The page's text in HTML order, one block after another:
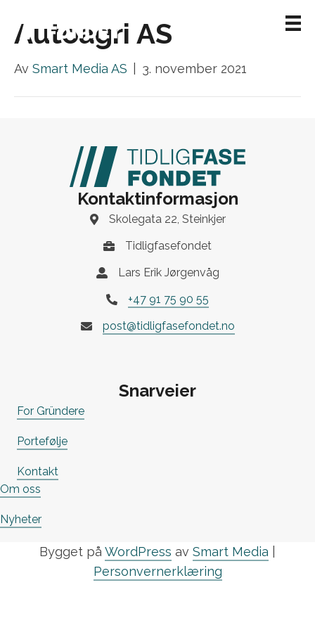
Autoagri AS
Av Smart Media AS 3. november 2021
Kontaktinformasjon
Skolegata 22, Steinkjer
Tidligfasefondet
Lars Erik Jørgenvåg
+47 91 75 90 55
post@tidligfasefondet.no
Snarveier
For Gründere
Portefølje
Kontakt
Om oss
Nyheter
Bygget på WordPress av Smart Media
Personvernerklæring